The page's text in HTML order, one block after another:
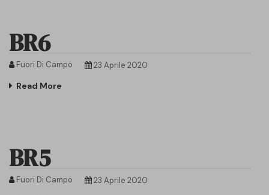
BR6
Fuori Di Campo 23 Aprile 2020
Read More
BR5
Fuori Di Campo 23 Aprile 2020